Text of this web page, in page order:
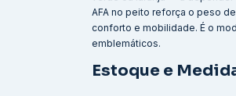
AFA no peito reforça o peso
conforto e mobilidade. É o
emblemáticos.
Estoque e